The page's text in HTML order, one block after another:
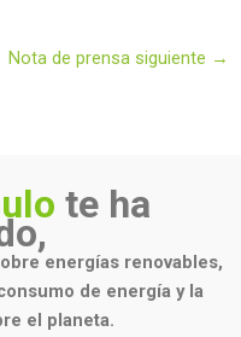
Nota de prensa siguiente →
te ha
energías renovables,
de energía y la
el planeta.